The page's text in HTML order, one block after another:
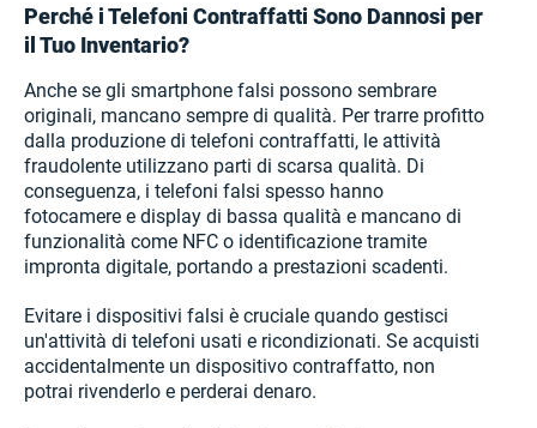
Perché i Telefoni Contraffatti Sono Dannosi per
il Tuo Inventario?
Anche se gli smartphone falsi possono sembrare
originali, mancano sempre di qualità. Per trarre profitto
dalla produzione di telefoni contraffatti, le attività
fraudolente utilizzano parti di scarsa qualità. Di
conseguenza, i telefoni falsi spesso hanno
fotocamere e display di bassa qualità e mancano di
funzionalità come NFC o identificazione tramite
impronta digitale, portando a prestazioni scadenti.
Evitare i dispositivi falsi è cruciale quando gestisci
un'attività di telefoni usati e ricondizionati. Se acquisti
accidentalmente un dispositivo contraffatto, non
potrai rivenderlo e perderai denaro.